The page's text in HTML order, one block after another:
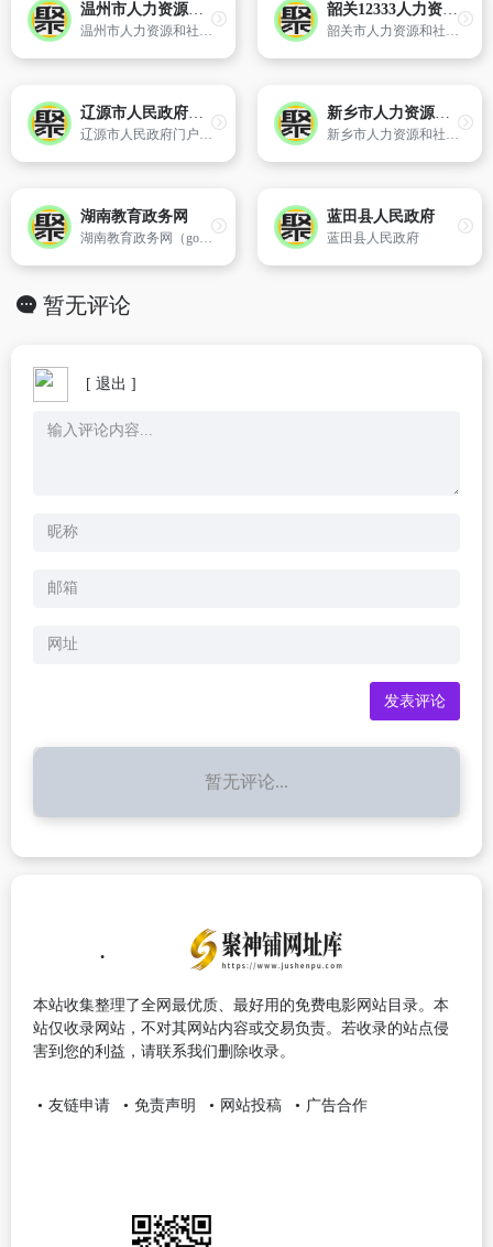
温州市人力资源和社会保障局
温州市人力资源和社会保障局官方网站
韶关12333人力资源社会保障服务网
韶关市人力资源和社会保障局主办
辽源市人民政府门户网站
辽源市人民政府门户网站
新乡市人力资源和社会保障局
新乡市人力资源和社会保障局
湖南教育政务网
湖南教育政务网（gov.hnedu.cn）。湖南省教育厅主办网站。
蓝田县人民政府
蓝田县人民政府
暂无评论
[ 退出 ]
暂无评论...
本站收集整理了全网最优质、最好用的免费电影网站目录。本
站仅收录网站，不对其网站内容或交易负责。若收录的站点侵
害到您的利益，请联系我们删除收录。
友链申请 免责声明 网站投稿 广告合作